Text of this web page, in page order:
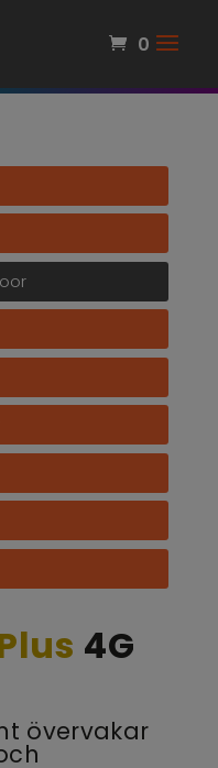
0
4G
övervakar